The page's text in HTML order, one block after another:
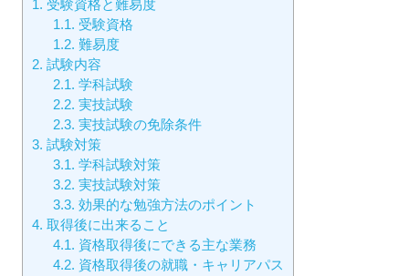
1. 受験資格と難易度
1.1. 受験資格
1.2. 難易度
2. 試験内容
2.1. 学科試験
2.2. 実技試験
2.3. 実技試験の免除条件
3. 試験対策
3.1. 学科試験対策
3.2. 実技試験対策
3.3. 効果的な勉強方法のポイント
4. 取得後に出来ること
4.1. 資格取得後にできる主な業務
4.2. 資格取得後の就職・キャリアパス